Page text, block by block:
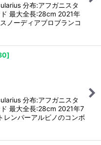
分布:アフガニスタ
最大全長:28cm 2021年
ノーディアブロブランコ
]
分布:アフガニスタ
最大全長:28cm 2021年7
ンパーアルビノのコンボ